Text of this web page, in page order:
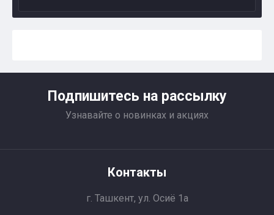
Подпишитесь на рассылку
Узнавайте о новинках и акциях
Контакты
г. Ташкент, ул. Осиё 1a